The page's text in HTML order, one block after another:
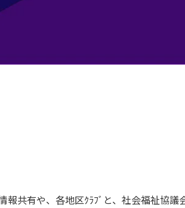
共有や、各地区ｸﾗﾌﾞと、社会福祉協議